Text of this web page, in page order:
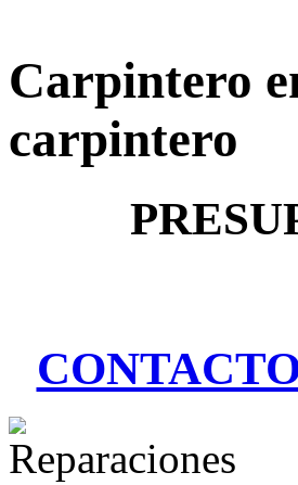
Carpintero
carpintero